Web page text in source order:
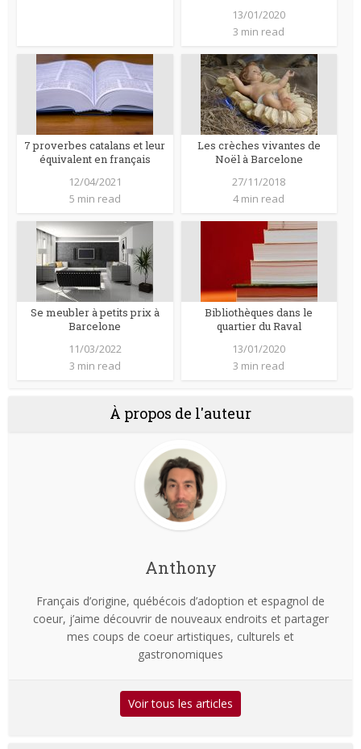
13/01/2020
3 min read
7 proverbes catalans et leur
équivalent en français
12/04/2021
5 min read
Les crèches vivantes de
Noël à Barcelone
27/11/2018
4 min read
Se meubler à petits prix à
Barcelone
11/03/2022
3 min read
Bibliothèques dans le
quartier du Raval
13/01/2020
3 min read
À propos de l'auteur
Anthony
Français d’origine, québécois d’adoption et espagnol de
coeur, j’aime découvrir de nouveaux endroits et partager
mes coups de coeur artistiques, culturels et
gastronomiques
Voir tous les articles